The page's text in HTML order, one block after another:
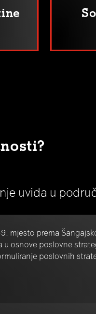
uvida u
mjesto prema
osnove poslovne
poslovnih